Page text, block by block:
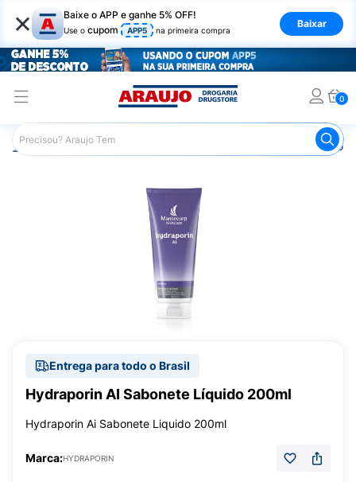
× Baixe o APP e ganhe 5% OFF!
Use o cupom APP5 na primeira compra
Baixar
0
Araujo Dermocosméticos Dermocosméticos para o
Entrega para todo o Brasil
Hydraporin AI Sabonete Líquido 200ml
Hydraporin Ai Sabonete Liquido 200ml
Marca:HYDRAPORIN